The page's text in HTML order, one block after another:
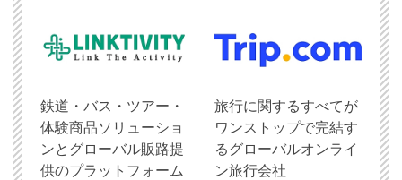
鉄道・バス・ツアー・
体験商品ソリューショ
ンとグローバル販路提
供のプラットフォーム
旅行に関するすべてが
ワンストップで完結す
るグローバルオンライ
ン旅行会社